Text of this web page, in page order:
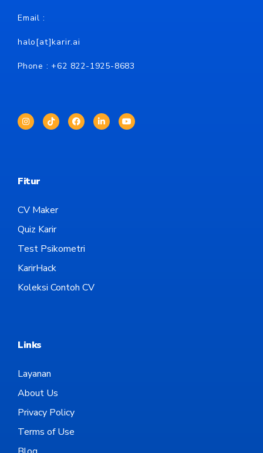
Email :
halo[at]karir.ai
Phone : +62 822-1925-8683
Fitur
CV Maker
Quiz Karir
Test Psikometri
KarirHack
Koleksi Contoh CV
Links
Layanan
About Us
Privacy Policy
Terms of Use